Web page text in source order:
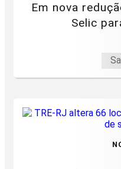
Em nova
Selic